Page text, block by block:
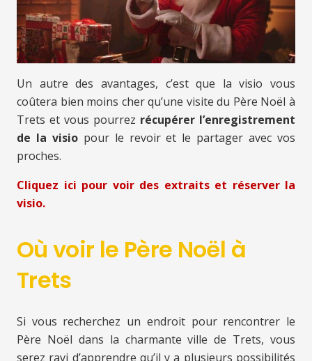
Un autre des avantages, c’est que la visio vous
coûtera bien moins cher qu’une visite du Père Noël à
Trets et vous pourrez récupérer l’enregistrement
de la visiopour le revoir et le partager avec vos
proches.
Cliquez ici pour voir des extraits et réserver la
visio.
Où voir le Père Noël à
Trets
Si vous recherchez un endroit pour rencontrer le
Père Noël dans la charmante ville de Trets, vous
serez ravi d’apprendre qu’il y a plusieurs possibilités